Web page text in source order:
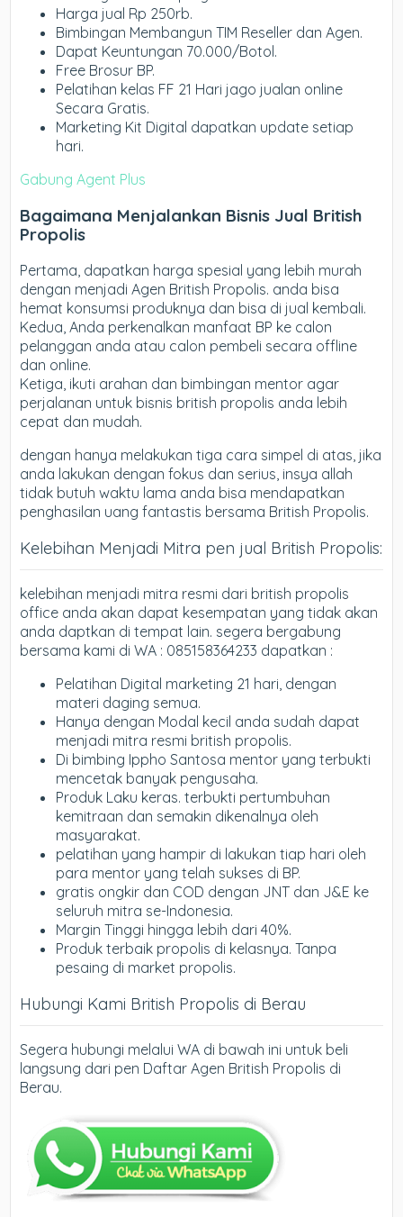
Harga jual Rp 250rb.
Bimbingan Membangun TIM Reseller dan Agen.
Dapat Keuntungan 70.000/Botol.
Free Brosur BP.
Pelatihan kelas FF 21 Hari jago jualan online
Secara Gratis.
Marketing Kit Digital dapatkan update setiap
hari.
Gabung Agent Plus
Bagaimana Menjalankan Bisnis Jual British
Propolis
Pertama, dapatkan harga spesial yang lebih murah
dengan menjadi Agen British Propolis. anda bisa
hemat konsumsi produknya dan bisa di jual kembali.
Kedua, Anda perkenalkan manfaat BP ke calon
pelanggan anda atau calon pembeli secara offline
dan online.
Ketiga, ikuti arahan dan bimbingan mentor agar
perjalanan untuk bisnis british propolis anda lebih
cepat dan mudah.
dengan hanya melakukan tiga cara simpel di atas, jika
anda lakukan dengan fokus dan serius, insya allah
tidak butuh waktu lama anda bisa mendapatkan
penghasilan uang fantastis bersama British Propolis.
Kelebihan Menjadi Mitra pen jual British Propolis:
kelebihan menjadi mitra resmi dari british propolis
office anda akan dapat kesempatan yang tidak akan
anda daptkan di tempat lain. segera bergabung
bersama kami di WA : 085158364233 dapatkan :
Pelatihan Digital marketing 21 hari, dengan
materi daging semua.
Hanya dengan Modal kecil anda sudah dapat
menjadi mitra resmi british propolis.
Di bimbing Ippho Santosa mentor yang terbukti
mencetak banyak pengusaha.
Produk Laku keras. terbukti pertumbuhan
kemitraan dan semakin dikenalnya oleh
masyarakat.
pelatihan yang hampir di lakukan tiap hari oleh
para mentor yang telah sukses di BP.
gratis ongkir dan COD dengan JNT dan J&E ke
seluruh mitra se-Indonesia.
Margin Tinggi hingga lebih dari 40%.
Produk terbaik propolis di kelasnya. Tanpa
pesaing di market propolis.
Hubungi Kami British Propolis di Berau
Segera hubungi melalui WA di bawah ini untuk beli
langsung dari pen Daftar Agen British Propolis di
Berau.